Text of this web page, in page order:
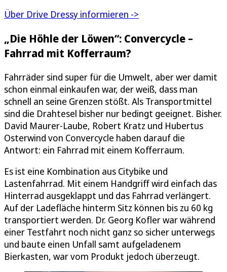
Über Drive Dressy informieren ->
„Die Höhle der Löwen“: Convercycle –
Fahrrad mit Kofferraum?
Fahrräder sind super für die Umwelt, aber wer damit
schon einmal einkaufen war, der weiß, dass man
schnell an seine Grenzen stößt. Als Transportmittel
sind die Drahtesel bisher nur bedingt geeignet. Bisher.
David Maurer-Laube, Robert Kratz und Hubertus
Osterwind von Convercycle haben darauf die
Antwort: ein Fahrrad mit einem Kofferraum.
Es ist eine Kombination aus Citybike und
Lastenfahrrad. Mit einem Handgriff wird einfach das
Hinterrad ausgeklappt und das Fahrrad verlängert.
Auf der Ladefläche hinterm Sitz können bis zu 60 kg
transportiert werden. Dr. Georg Kofler war während
einer Testfahrt noch nicht ganz so sicher unterwegs
und baute einen Unfall samt aufgeladenem
Bierkasten, war vom Produkt jedoch überzeugt.